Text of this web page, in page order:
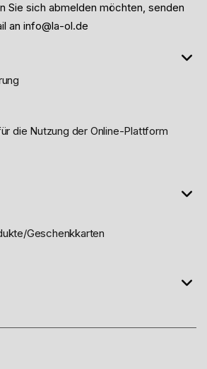
Sie sich abmelden möchten, senden
an info@la-ol.de
die Nutzung der Online-Plattform
Geschenkkarten